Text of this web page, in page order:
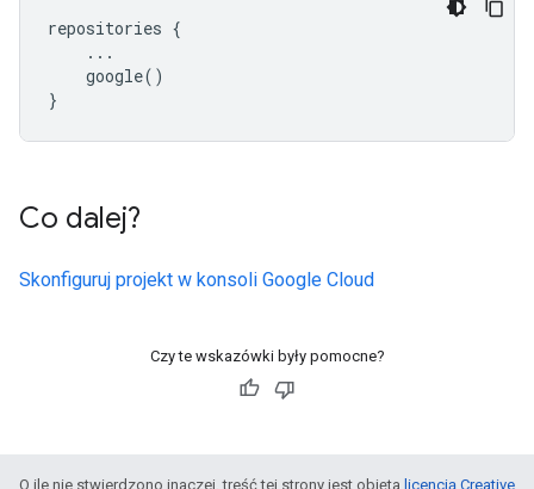
repositories {
...
google()
}
Co dalej?
Skonfiguruj projekt w konsoli Google Cloud
Czy te wskazówki były pomocne?
O ile nie stwierdzono inaczej, treść tej strony jest objęta licencją Creative